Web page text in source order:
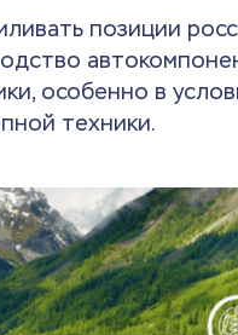
позиции
особенно в
техники.